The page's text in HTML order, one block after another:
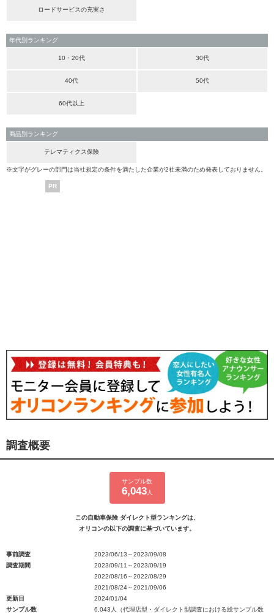
ロードサービスの充実さ
年代別ランキング
10・20代 30代
40代 50代
60代以上
商品別ランキング
テレマティクス保険
※文字がグレーの部門は当社規定の条件を満たした企業が2社未満のため発表しておりません。
PR
調査概要
サンプル数
6,043人
この自動車保険 ダイレクト型ランキングは、
オリコンの以下の調査に基づいています。
事前調査
2023/06/13～2023/09/08
調査期間
2023/09/11～2023/09/19
2022/08/16～2022/08/29
2021/08/24～2021/09/06
更新日
2024/01/04
サンプル数
6,043人（代理店型・ダイレクト型調査における総サンプル数